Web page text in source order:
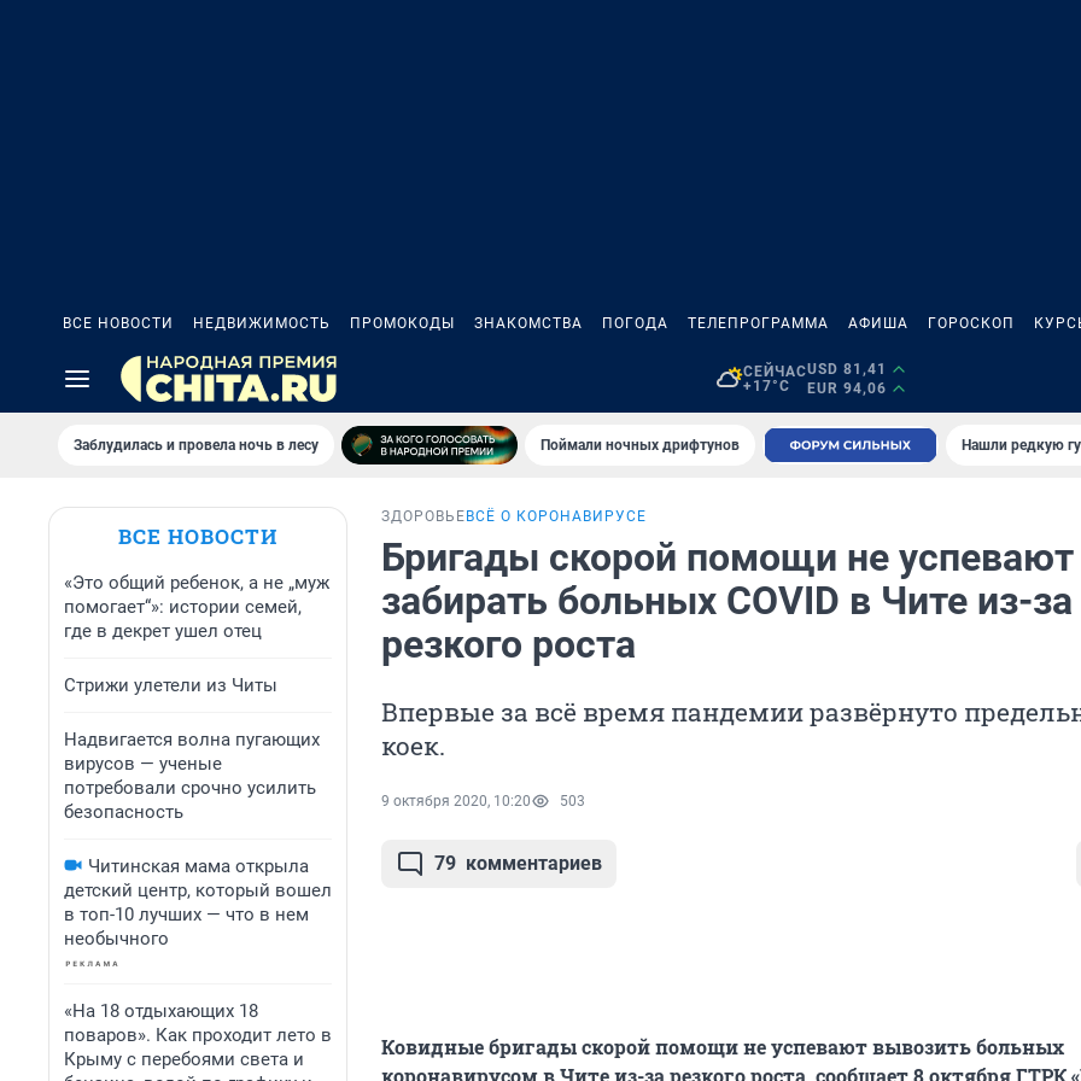
ВСЕ НОВОСТИ НЕДВИЖИМОСТЬ ПРОМОКОДЫ ЗНАКОМСТВА ПОГОДА ТЕЛЕПРОГРАММА АФИША ГОРОСКОП
СЕЙЧАС
+17°C
USD 81,41
EUR 94,06
Заблудилась и провела ночь в лесу Поймали ночных дрифтунов Нашли редкую
ВСЕ НОВОСТИ
«Это общий ребенок, а не „муж
помогает“»: истории семей,
где в декрет ушел отец
Стрижи улетели из Читы
Надвигается волна пугающих
вирусов — ученые
потребовали срочно усилить
безопасность
Читинская мама открыла
детский центр, который вошел
в топ-10 лучших — что в нем
необычного
«На 18 отдыхающих 18
поваров». Как проходит лето в
Крыму с перебоями света и
ЗДОРОВЬЕ ВСЁ О КОРОНАВИРУСЕ
Бригады скорой помощи не успевают
забирать больных COVID в Чите из-за
резкого роста
Впервые за всё время пандемии развёрнуто
коек.
9 октября 2020, 10:20 503
79 комментариев
Ковидные бригады скорой помощи не успевают вывозить больных
коронавирусом в Чите из-за резкого роста, сообщает 8 октября ГТРК